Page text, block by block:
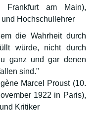
Frankfurt am Main),
Hochschullehrer
die Wahrheit durch
würde, nicht durch
ganz und gar denen
sind."
Marcel Proust (10.
1922 in Paris),
Kritiker